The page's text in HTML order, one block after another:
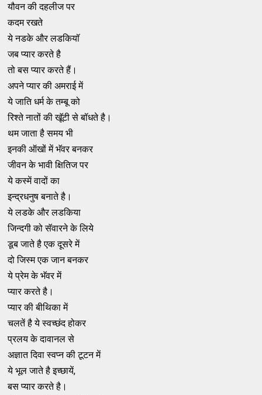
यौवन की दहलीज पर
कदम रखते
ये नडके और लडकियॉ
जब प्यार करते है
तो बस प्यार करते हैं।
अपने प्यार की अमराई में
ये जाति धर्म के तम्बू को
रिश्ते नातों की खॅूटी से बॉधते है।
थम जाता है समय भी
इनकी ऑखों में भॅवर बनकर
जीवन के भावी क्षितिज पर
ये कस्में वादों का
इन्द्रधनुष बनाते है।
ये लडके और लडकिया
जिन्दगी को सॅवारने के लिये
डूब जाते है एक दूसरे में
दो जिस्म एक जान बनकर
ये प्रेम के भॅवर में
प्यार करते है।
प्यार की बीथिका में
चलतें है ये स्वच्छंद होकर
प्रलय के दावानल से
अज्ञात दिवा स्वप्न की टूटन में
ये भूल जाते है इच्छायें,
बस प्यार करते है।